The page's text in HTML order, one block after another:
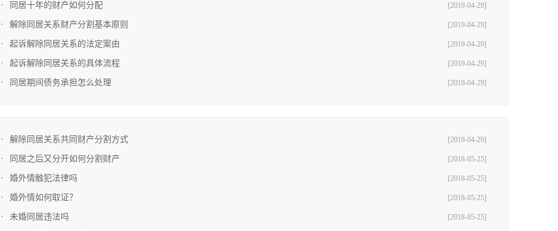
同居十年的财产如何分配 [2019-04-29]
解除同居关系财产分割基本原则 [2019-04-29]
起诉解除同居关系的法定案由 [2019-04-29]
起诉解除同居关系的具体流程 [2019-04-29]
同居期间债务承担怎么处理 [2019-04-29]
解除同居关系共同财产分割方式 [2019-04-29]
同居之后又分开如何分割财产 [2018-05-25]
婚外情触犯法律吗 [2018-05-25]
婚外情如何取证？ [2018-05-25]
未婚同居违法吗 [2018-05-25]